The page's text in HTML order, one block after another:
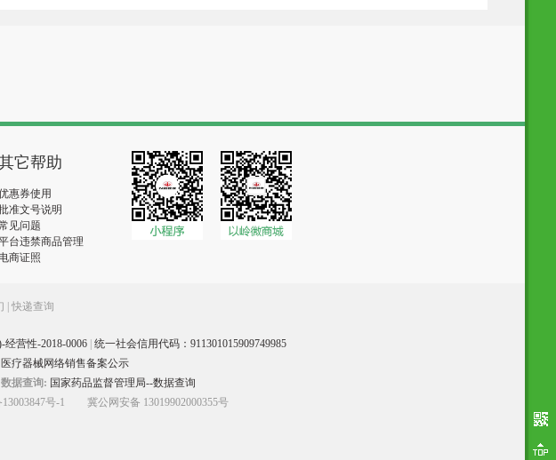
它帮助
惠券使用
准文号说明
见问题
台违禁商品管理
电商证照
快递查询
营性-2018-0006 统一社会信用代码：911301015909749985
疗器械网络销售备案公示
数据查询: 国家药品监督管理局--数据查询
号-1 冀公网安备 13019902000355号